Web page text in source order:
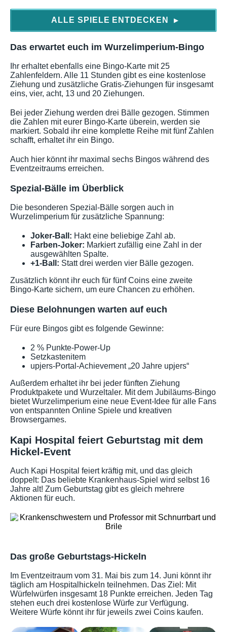
ALLE SPIELE ENTDECKEN ▶
Das erwartet euch im Wurzelimperium-Bingo
Ihr erhaltet ebenfalls eine Bingo-Karte mit 25
Zahlenfeldern. Alle 11 Stunden gibt es eine kostenlose
Ziehung und zusätzliche Gratis-Ziehungen für insgesamt
eins, vier, acht, 13 und 20 Ziehungen.
Bei jeder Ziehung werden drei Bälle gezogen. Stimmen
die Zahlen mit eurer Bingo-Karte überein, werden sie
markiert. Sobald ihr eine komplette Reihe mit fünf Zahlen
schafft, erhaltet ihr ein Bingo.
Auch hier könnt ihr maximal sechs Bingos während des
Eventzeitraums erreichen.
Spezial-Bälle im Überblick
Die besonderen Spezial-Bälle sorgen auch in
Wurzelimperium für zusätzliche Spannung:
Joker-Ball: Hakt eine beliebige Zahl ab.
Farben-Joker: Markiert zufällig eine Zahl in der
ausgewählten Spalte.
+1-Ball: Statt drei werden vier Bälle gezogen.
Zusätzlich könnt ihr euch für fünf Coins eine zweite
Bingo-Karte sichern, um eure Chancen zu erhöhen.
Diese Belohnungen warten auf euch
Für eure Bingos gibt es folgende Gewinne:
2 % Punkte-Power-Up
Setzkastenitem
upjers-Portal-Achievement „20 Jahre upjers“
Außerdem erhaltet ihr bei jeder fünften Ziehung
Produktpakete und Wurzeltaler. Mit dem Jubiläums-Bingo
bietet Wurzelimperium eine neue Event-Idee für alle Fans
von entspannten Online Spiele und kreativen
Browsergames.
Kapi Hospital feiert Geburtstag mit dem
Hickel-Event
Auch Kapi Hospital feiert kräftig mit, und das gleich
doppelt: Das beliebte Krankenhaus-Spiel wird selbst 16
Jahre alt! Zum Geburtstag gibt es gleich mehrere
Aktionen für euch.
Das große Geburtstags-Hickeln
Im Eventzeitraum vom 31. Mai bis zum 14. Juni könnt ihr
täglich am Hospitalhickeln teilnehmen. Das Ziel: Mit
Würfelwürfen insgesamt 18 Punkte erreichen. Jeden Tag
stehen euch drei kostenlose Würfe zur Verfügung.
Weitere Würfe könnt ihr für jeweils zwei Coins kaufen.